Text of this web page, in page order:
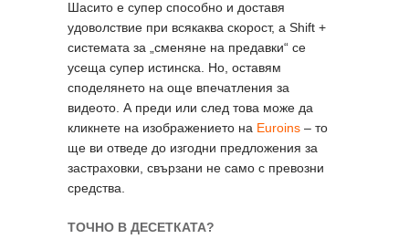
Шасито е супер способно и доставя
удоволствие при всякаква скорост, а Shift +
системата за „сменяне на предавки“ се
усеща супер истинска. Но, оставям
споделянето на още впечатления за
видеото. А преди или след това може да
кликнете на изображението на Euroins – то
ще ви отведе до изгодни предложения за
застраховки, свързани не само с превозни
средства.
ТОЧНО В ДЕСЕТКАТА?